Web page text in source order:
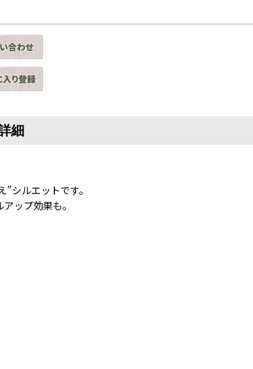
細
シルエットです。
ップ効果も。